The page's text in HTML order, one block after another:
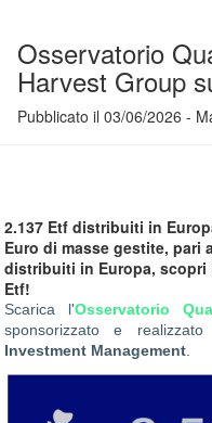
Osservatorio
Harvest Group
Pubblicato il 03/06/2026 -
2.137 Etf distribuiti in
Euro di masse gestite, pari
distribuiti in Europa, scopri
Etf!
Scarica l'Osservatorio
sponsorizzato e
Investment Management